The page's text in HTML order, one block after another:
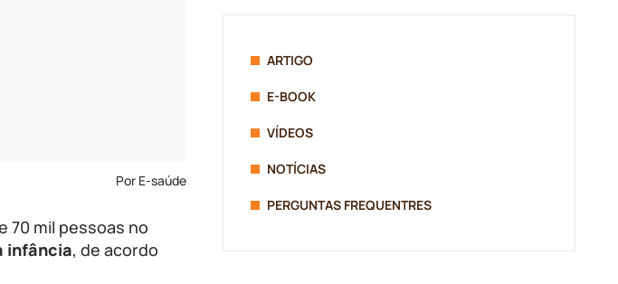
Por E-saúde
70 mil pessoas no
infância, de acordo
ARTIGO
E-BOOK
VÍDEOS
NOTÍCIAS
PERGUNTAS FREQUENTRES